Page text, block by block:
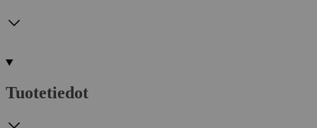
Tuotetiedot